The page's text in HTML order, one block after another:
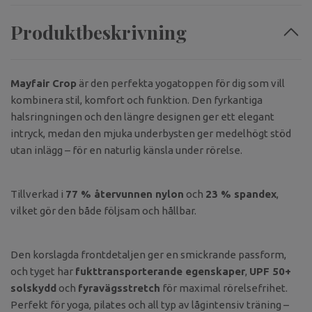
Produktbeskrivning
Mayfair Crop är den perfekta yogatoppen för dig som vill
kombinera stil, komfort och funktion. Den fyrkantiga
halsringningen och den längre designen ger ett elegant
intryck, medan den mjuka underbysten ger medelhögt stöd
utan inlägg – för en naturlig känsla under rörelse.
Tillverkad i 77 % återvunnen nylon och 23 % spandex,
vilket gör den både följsam och hållbar.
Den korslagda frontdetaljen ger en smickrande passform,
och tyget har fukttransporterande egenskaper, UPF 50+
solskydd och fyra­vägsstretch för maximal rörelsefrihet.
Perfekt för yoga, pilates och all typ av lågintensiv träning –